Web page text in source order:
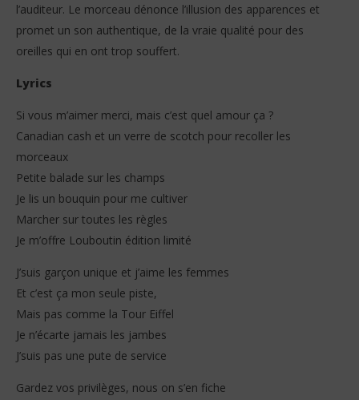
Crisba – Qualité (Lyrics & Audio)
16
septembre
Stone
l’auditeur. Le morceau dénonce l’illusion des apparences et
promet un son authentique, de la vraie qualité pour des
oreilles qui en ont trop souffert.
Lyrics
Si vous m’aimer merci, mais c’est quel amour ça ?
Canadian cash et un verre de scotch pour recoller les
morceaux
Petite balade sur les champs
Je lis un bouquin pour me cultiver
Marcher sur toutes les règles
Je m’offre Louboutin édition limité
J’suis garçon unique et j’aime les femmes
Et c’est ça mon seule piste,
Mais pas comme la Tour Eiffel
Je n’écarte jamais les jambes
J’suis pas une pute de service
Gardez vos privilèges, nous on s’en fiche